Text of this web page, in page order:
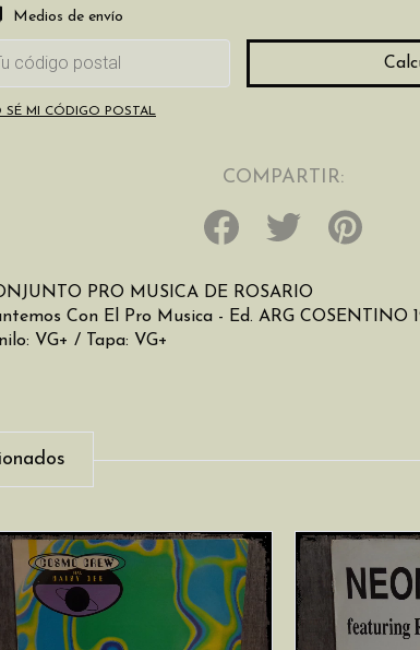
para el CP:
Medios de envío
SÉ MI CÓDIGO POSTAL
COMPARTIR:
PRO MUSICA DE ROSARIO
Con El Pro Musica - Ed. ARG COSENTINO
VG+ / Tapa: VG+